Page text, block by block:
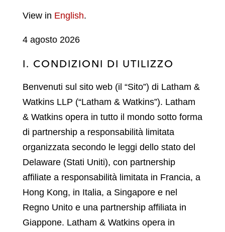
View in English.
4 agosto 2026
I. CONDIZIONI DI UTILIZZO
Benvenuti sul sito web (il “Sito”) di Latham &
Watkins LLP (“Latham & Watkins”). Latham
& Watkins opera in tutto il mondo sotto forma
di partnership a responsabilità limitata
organizzata secondo le leggi dello stato del
Delaware (Stati Uniti), con partnership
affiliate a responsabilità limitata in Francia, a
Hong Kong, in Italia, a Singapore e nel
Regno Unito e una partnership affiliata in
Giappone. Latham & Watkins opera in